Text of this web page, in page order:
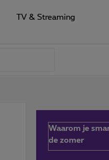
TV & Streaming
Waarom je
de zomer